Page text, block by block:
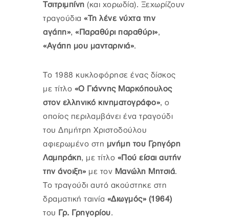
Τσιτριμπίνη (και χορωδία). Ξεχωρίζουν
τραγούδια «Τη λένε νύχτα την
αγάπη», «Παραθύρι παραθύρι»,
«Αγάπη μου μανταρινιά».
Το 1988 κυκλοφόρησε ένας δίσκος
με τίτλο «Ο Γιάννης Μαρκόπουλος
στον ελληνικό κινηματογράφο», ο
οποίος περιλαμβάνει ένα τραγούδι
του Δημήτρη Χριστοδούλου
αφιερωμένο στη μνήμη του Γρηγόρη
Λαμπράκη, με τίτλο «Πού είσαι αυτήν
την άνοιξη» με τον Μανώλη Μητσιά.
Το τραγούδι αυτό ακούστηκε στη
δραματική ταινία «Διωγμός» (1964)
του Γρ. Γρηγορίου.